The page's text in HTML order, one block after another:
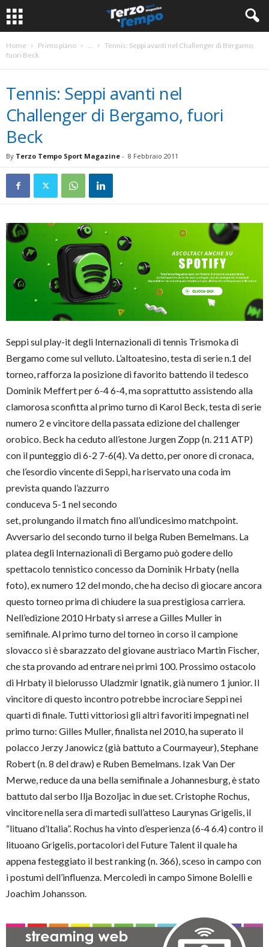
Home Primo piano ...
Tennis: Seppi avanti nel Challenger di Bergamo,
fuori Beck
Tennis: Seppi avanti nel
Challenger di Bergamo, fuori
Beck
By Terzo Tempo Sport Magazine - 8 Febbraio 2011
Seppi sul play-it degli Internazionali di tennis Trismoka di
Bergamo come sul velluto. L’altoatesino, testa di serie n.1 del
torneo, rafforza la posizione di favorito battendo il tedesco
Dominik Meffert per 6-4 6-4, ma soprattutto assistendo alla
clamorosa sconfitta al primo turno di Karol Beck, testa di serie
numero 2 e vincitore della passata edizione del challenger
orobico. Beck ha ceduto all’estone Jurgen Zopp (n. 211 ATP)
con il punteggio di 6-2 7-6(4). Va detto, per onore di cronaca,
che l’esordio vincente di Seppi, ha riservato una coda im
prevista quando l’azzurro
conduceva 5-1 nel secondo
set, prolungando il match fino all’undicesimo matchpoint.
Avversario del secondo turno il belga Ruben Bemelmans. La
platea degli Internazionali di Bergamo può godere dello
spettacolo tennistico concesso da Dominik Hrbaty (nella
foto), ex numero 12 del mondo, che ha deciso di giocare ancora
questo torneo prima di chiudere la sua prestigiosa carriera.
Nell’edizione 2010 Hrbaty si arrese a Gilles Muller in
semifinale. Al primo turno del torneo in corso il campione
slovacco si è sbarazzato del giovane austriaco Martin Fischer,
che sta provando ad entrare nei primi 100. Prossimo ostacolo
di Hrbaty il bielorusso Uladzmir Ignatik, già numero 1 junior. Il
vincitore di questo incontro potrebbe incrociare Seppi nei
quarti di finale. Tutti vittoriosi gli altri favoriti impegnati nel
primo turno: Gilles Muller, finalista nel 2010, ha superato il
polacco Jerzy Janowicz (già battuto a Courmayeur), Stephane
Robert (n. 8 del draw) e Ruben Bemelmans. Izak Van Der
Merwe, reduce da una bella semifinale a Johannesburg, è stato
battuto dal serbo Ilja Bozoljac in due set. Cristophe Rochus,
vincitore nella sera di martedì sull’atteso Laurynas Grigelis, il
“lituano d’Italia”. Rochus ha vinto d’esperienza (6-4 6.4) contro il
lituoano Grigelis, portacolori del Future Talent il quale ha
appena festeggiato il best ranking (n. 366), sceso in campo con
i postumi dell’influenza. Mercoledì in campo Simone Bolelli e
Joachim Johansson.